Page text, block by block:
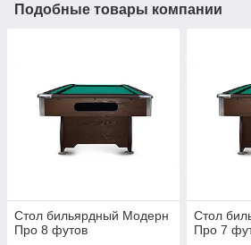
Подобные товары компании
Стол бильярдный Модерн
Про 8 футов
Стол
Про 7